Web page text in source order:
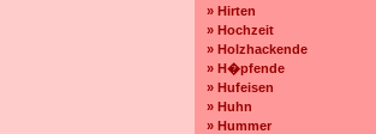
» Hirten
» Hochzeit
» Holzhackende
» H�pfende
» Hufeisen
» Huhn
» Hummer